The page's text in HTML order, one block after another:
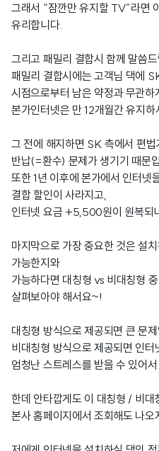
그래서 “잠깐만 유지할 TV”라면
유리합니다.
그리고 패밀리 결합시 함께 말씀
패밀리 결합시에는 고객님 댁에
시점으로부터 남은 약정과 무관하
본가인터넷은 만 12개월간 유지하
그 전에 해지하면 SK 측에서 편
반납(=환수) 문제가 생기기 때문
또한 1년 이후에 본가에서 인터넷
결합 할인이 사라지고,
인터넷 요금 +5,500원이 원복되
마지막으로 가장 중요한 것은 설
가능한지와
가능하다면 대칭형 vs 비대칭형
살펴보아야 해서요~!
대칭형 방식으로 제공되면 큰 문
비대칭형 방식으로 제공되면 인
엄청난 스트레스를 받을 수 있어
한데 안타깝게도 이 대칭형 / 비대
본사 홈페이지에서 조회해도 나오